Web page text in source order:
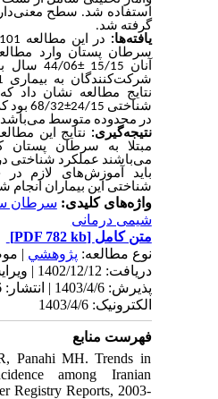
گرفته شد.
یافته‌ها:
در
سرطان پستان وارد
آنان 15/15
نتایج مطالعه نشان داد که
شناختی 24/
در محدوده متوسط می‌باشد.
نتیجه‌گیری: نتایج این
مبتلا به سرطان پستان
می‌باشند عملکرد شناختی در
باید آموزش‌های لازم در
شناختی این بیماران انجام
واژه‌های کلیدی:سرطان
شیمی درمانی
متن کامل[PDF 782 kb]
نوع مطالعه:پژوهشي|
الکترونیک: 1403/4/6
فهرست منابع
R, Panahi MH. Trends in
among Iranian
Registry Reports, 2003-